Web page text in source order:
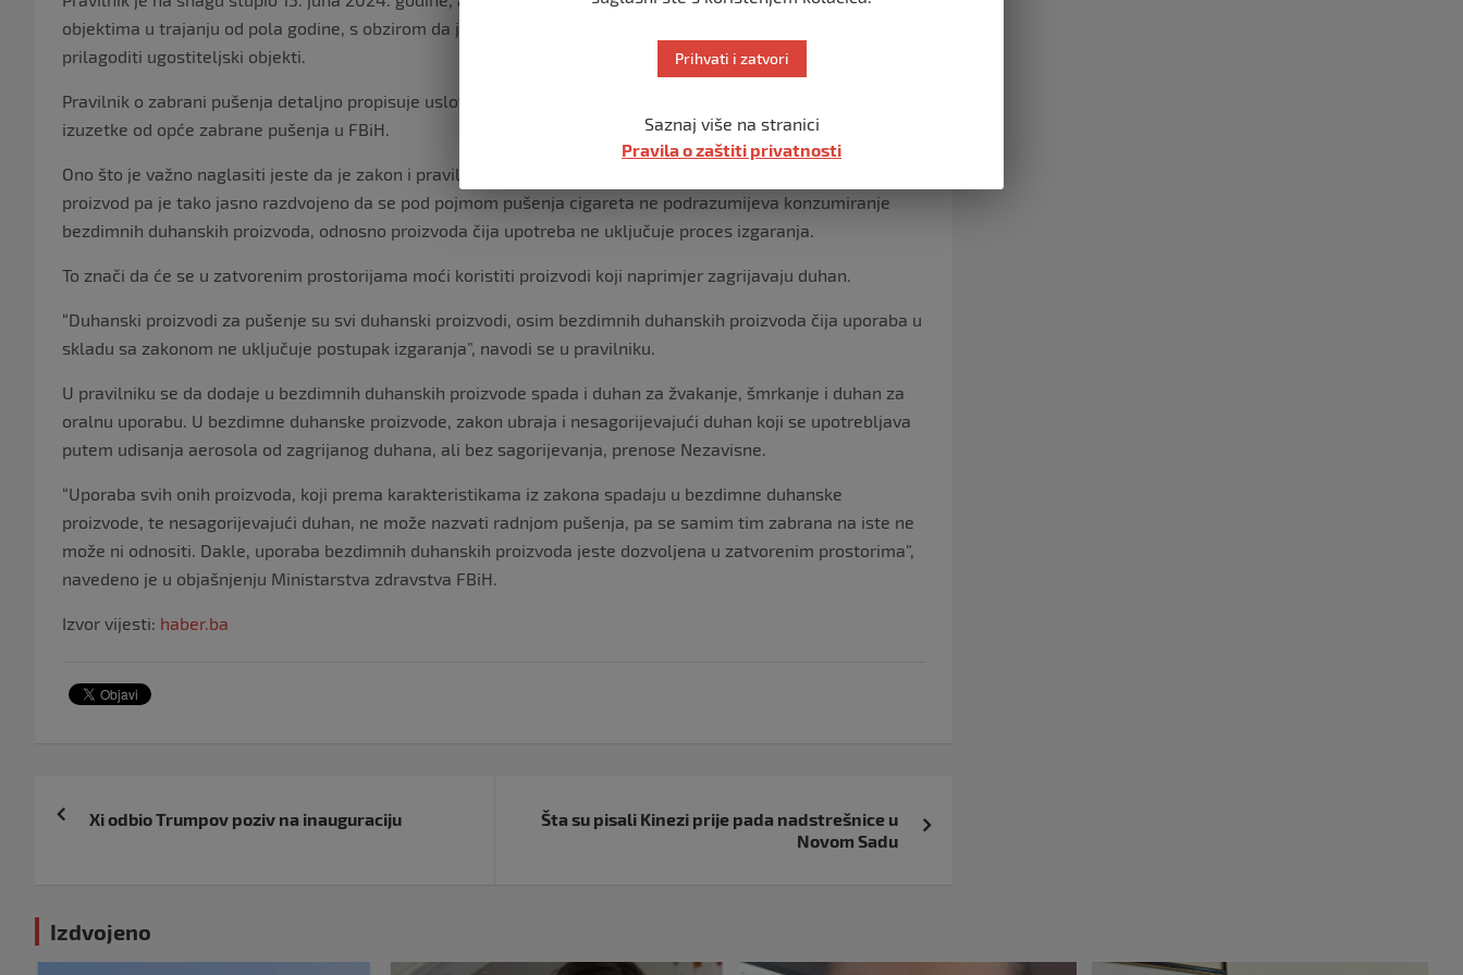
objektima u trajanju od pola godine, s obzirom da je najviše rasprava bilo o tome kako će se zabrani pušenja
prilagoditi ugostiteljski objekti.
Pravilnik o zabrani pušenja detaljno propisuje uslove za posebne prostore i prostorije za pušenje, definirajući
izuzetke od opće zabrane pušenja u FBiH.
Ono što je važno naglasiti jeste da je zakon i pravilnik definisao precizne odredbe šta sve spada pod duhanski
proizvod pa je tako jasno razdvojeno da se pod pojmom pušenja cigareta ne podrazumijeva konzumiranje
bezdimnih duhanskih proizvoda, odnosno proizvoda čija upotreba ne uključuje proces izgaranja.
To znači da će se u zatvorenim prostorijama moći koristiti proizvodi koji naprimjer zagrijavaju duhan.
“Duhanski proizvodi za pušenje su svi duhanski proizvodi, osim bezdimnih duhanskih proizvoda čija uporaba u
skladu sa zakonom ne uključuje postupak izgaranja”, navodi se u pravilniku.
U pravilniku se da dodaje u bezdimnih duhanskih proizvode spada i duhan za žvakanje, šmrkanje i duhan za
oralnu uporabu. U bezdimne duhanske proizvode, zakon ubraja i nesagorijevajući duhan koji se upotrebljava
putem udisanja aerosola od zagrijanog duhana, ali bez sagorijevanja, prenose Nezavisne.
“Uporaba svih onih proizvoda, koji prema karakteristikama iz zakona spadaju u bezdimne duhanske
proizvode, te nesagorijevajući duhan, ne može nazvati radnjom pušenja, pa se samim tim zabrana na iste ne
može ni odnositi. Dakle, uporaba bezdimnih duhanskih proizvoda jeste dozvoljena u zatvorenim prostorima”,
navedeno je u objašnjenju Ministarstva zdravstva FBiH.
Izvor vijesti: haber.ba
Xi odbio Trumpov poziv na inauguraciju
Šta su pisali Kinezi prije pada nadstrešnice u
Novom Sadu
Izdvojeno
Prihvati i zatvori
Saznaj više na stranici
Pravila o zaštiti privatnosti